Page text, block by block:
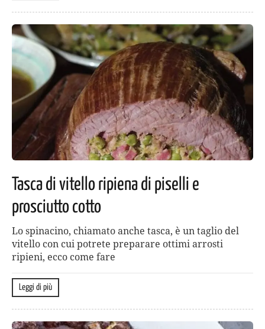
Tasca di vitello ripiena di piselli e
prosciutto cotto
Lo spinacino, chiamato anche tasca, è un taglio del
vitello con cui potrete preparare ottimi arrosti
ripieni, ecco come fare
Leggi di più